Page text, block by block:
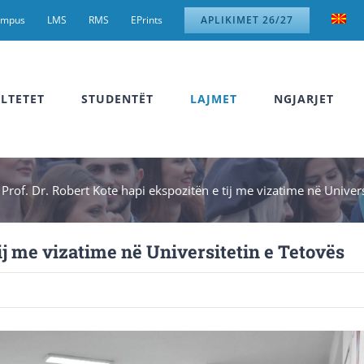
LMS RMS EPrints APLIKIMET 26/27
STUDENTËT LAJMET NGJARJET
Prof. Dr. Robert Kote hapi ekspozitën e tij me vizatime në
me vizatime në Universitetin e Tetovës